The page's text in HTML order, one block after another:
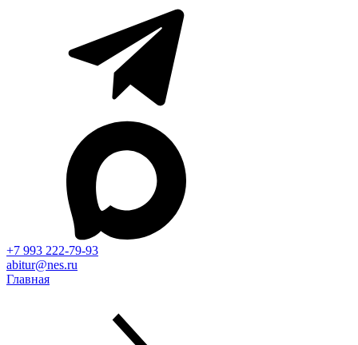
+7 993 222-79-93
abitur@nes.ru
Главная